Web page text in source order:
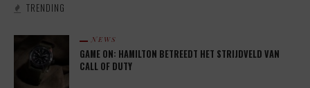
TRENDING
NEWS
GAME ON: HAMILTON BETREEDT HET STRIJDVELD VAN
CALL OF DUTY